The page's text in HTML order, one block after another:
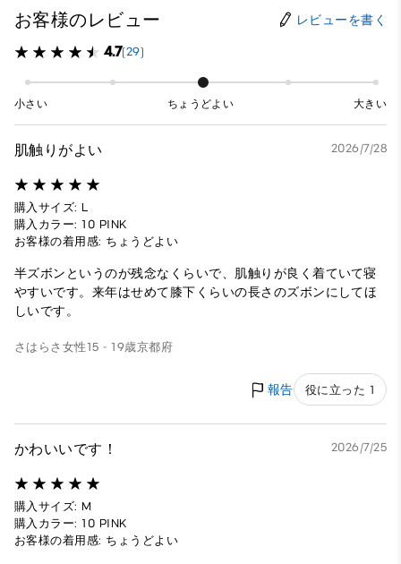
お客様のレビュー レビューを書く
4.7(29)
小さい ちょうどよい 大きい
肌触りがよい 2026/7/28
購入サイズ: L
購入カラー: 10 PINK
お客様の着用感: ちょうどよい
半ズボンというのが残念なくらいで、肌触りが良く着ていて寝
やすいです。来年はせめて膝下くらいの長さのズボンにしてほ
しいです。
さはらさ 女性 15 - 19歳京都府
報告 役に立った 1
かわいいです！ 2026/7/25
購入サイズ: M
購入カラー: 10 PINK
お客様の着用感: ちょうどよい